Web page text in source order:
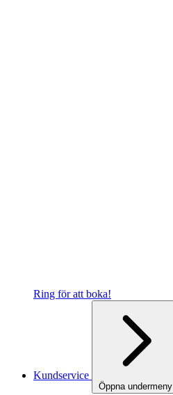
Ring för att boka!
Kundservice
Öppna undermeny